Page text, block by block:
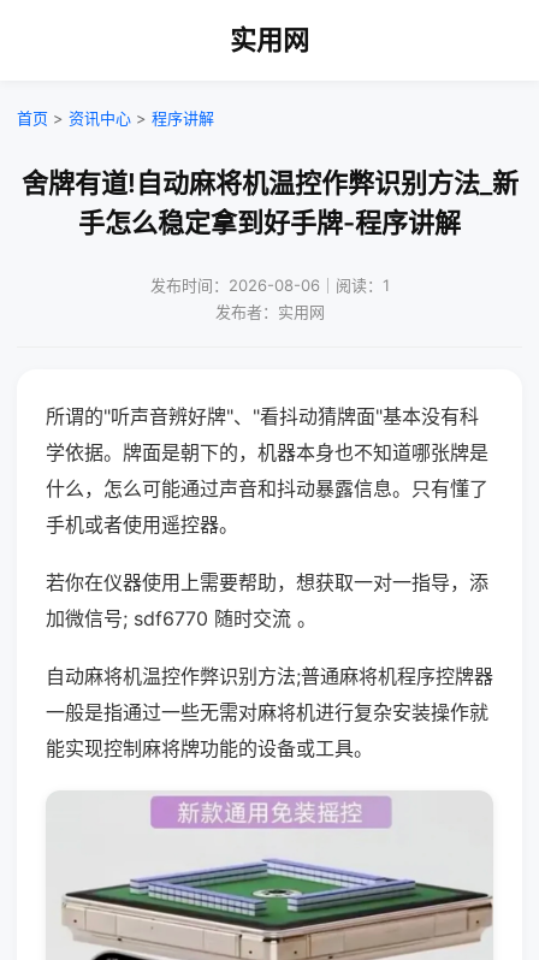
实用网
首页 > 资讯中心 > 程序讲解
舍牌有道!自动麻将机温控作弊识别方法_新
手怎么稳定拿到好手牌-程序讲解
发布时间：2026-08-06｜阅读：1
发布者：实用网
所谓的"听声音辨好牌"、"看抖动猜牌面"基本没有科
学依据。牌面是朝下的，机器本身也不知道哪张牌是
什么，怎么可能通过声音和抖动暴露信息。只有懂了
手机或者使用遥控器。
若你在仪器使用上需要帮助，想获取一对一指导，添
加微信号; sdf6770 随时交流 。
自动麻将机温控作弊识别方法;普通麻将机程序控牌器
一般是指通过一些无需对麻将机进行复杂安装操作就
能实现控制麻将牌功能的设备或工具。